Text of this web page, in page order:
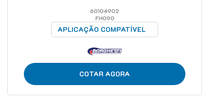
60104902
FH090
APLICAÇÃO COMPATÍVEL
COTAR AGORA